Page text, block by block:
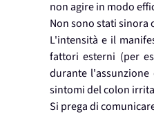
non agire in modo
Non sono stati sinora
L'intensità e il
fattori esterni (per
durante
sintomi del colon
Si prega di